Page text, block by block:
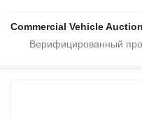
Commercial Vehicle